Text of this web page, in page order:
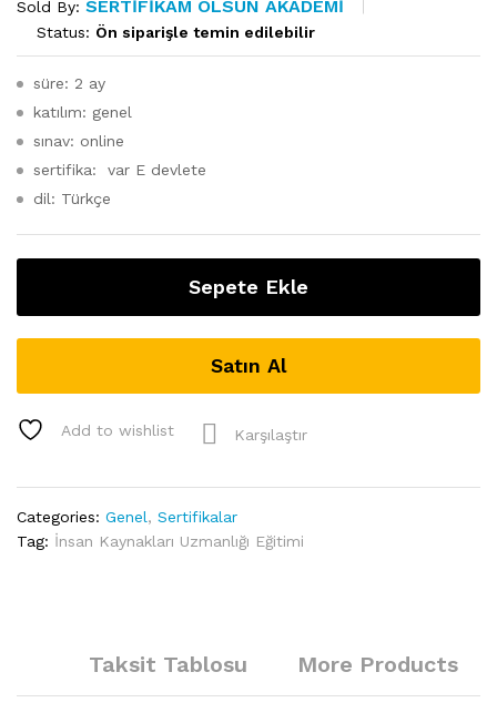
Sold By: SERTIFIKAM OLSUN AKADEMI
Status: Ön siparişle temin edilebilir
süre: 2 ay
katılım: genel
sınav: online
sertifika: var E devlete
dil: Türkçe
Sepete Ekle
Satın Al
Add to wishlist Karşılaştır
Categories: Genel, Sertifikalar
Tag: İnsan Kaynakları Uzmanlığı Eğitimi
Taksit Tablosu More Products